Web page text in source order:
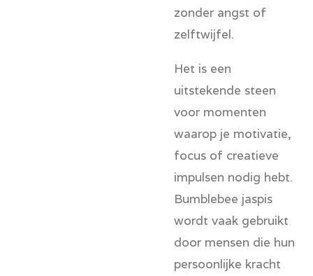
zonder angst of
zelftwijfel.
Het is een
uitstekende steen
voor momenten
waarop je motivatie,
focus of creatieve
impulsen nodig hebt.
Bumblebee jaspis
wordt vaak gebruikt
door mensen die hun
persoonlijke kracht